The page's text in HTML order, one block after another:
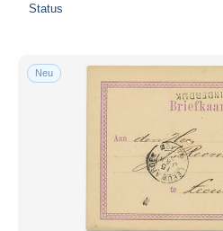
Status
Neu